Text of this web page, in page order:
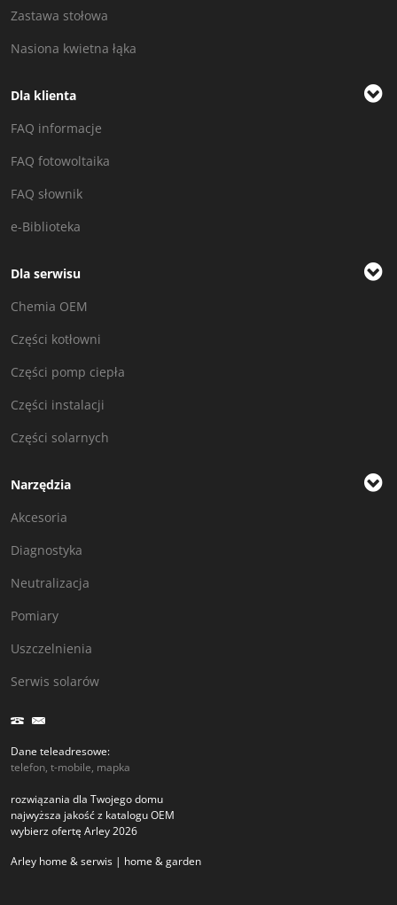
Zastawa stołowa
Nasiona kwietna łąka
Dla klienta
FAQ informacje
FAQ fotowoltaika
FAQ słownik
e-Biblioteka
Dla serwisu
Chemia OEM
Części kotłowni
Części pomp ciepła
Części instalacji
Części solarnych
Narzędzia
Akcesoria
Diagnostyka
Neutralizacja
Pomiary
Uszczelnienia
Serwis solarów
Dane teleadresowe:
telefon, t-mobile, mapka
rozwiązania dla Twojego domu
najwyższa jakość z katalogu OEM
wybierz ofertę Arley 2026
Arley home & serwis | home & garden